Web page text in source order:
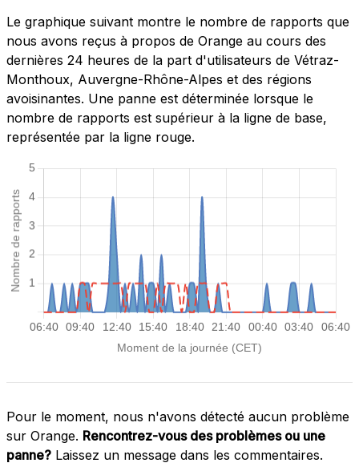
Le graphique suivant montre le nombre de rapports que
nous avons reçus à propos de Orange au cours des
dernières 24 heures de la part d'utilisateurs de Vétraz-
Monthoux, Auvergne-Rhône-Alpes et des régions
avoisinantes. Une panne est déterminée lorsque le
nombre de rapports est supérieur à la ligne de base,
représentée par la ligne rouge.
Pour le moment, nous n'avons détecté aucun problème
sur Orange. Rencontrez-vous des problèmes ou une
panne? Laissez un message dans les commentaires.